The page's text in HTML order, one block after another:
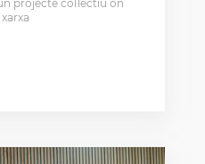
projecte col·lectiu on